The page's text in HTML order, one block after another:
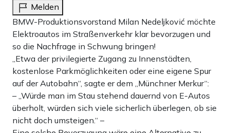
Melden
BMW-Produktionsvorstand Milan Nedeljković möchte
Elektroautos im Straßenverkehr klar bevorzugen und
so die Nachfrage in Schwung bringen!
„Etwa der privilegierte Zugang zu Innenstädten,
kostenlose Parkmöglichkeiten oder eine eigene Spur
auf der Autobahn“, sagte er dem „Münchner Merkur“:
– „Würde man im Stau stehend dauernd von E-Autos
überholt, würden sich viele sicherlich überlegen, ob sie
nicht doch umsteigen.“ –